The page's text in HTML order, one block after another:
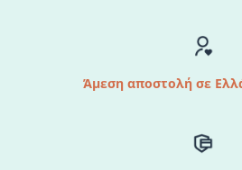
Άμεση αποστολή σε